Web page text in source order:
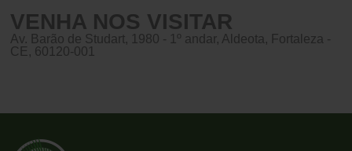
VENHA NOS VISITAR
Av. Barão de Studart, 1980 - 1º andar, Aldeota, Fortaleza -
CE, 60120-001